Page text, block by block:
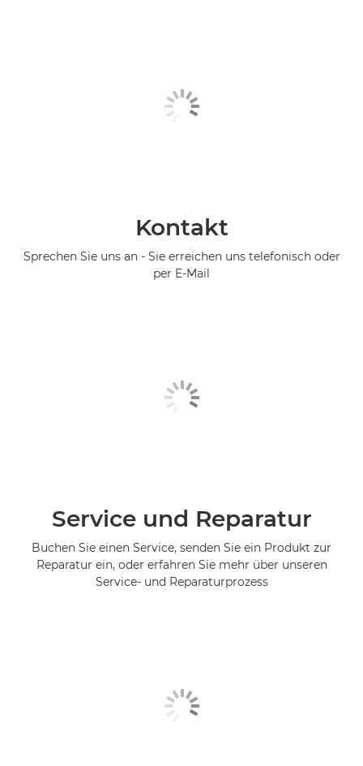
Kontakt
Sprechen Sie uns an - Sie erreichen uns telefonisch oder
per E-Mail
Service und Reparatur
Buchen Sie einen Service, senden Sie ein Produkt zur
Reparatur ein, oder erfahren Sie mehr über unseren
Service- und Reparaturprozess